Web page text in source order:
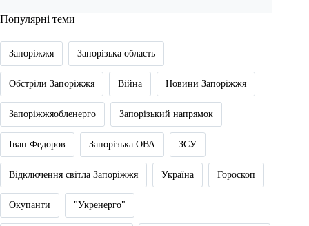
Популярні теми
Запоріжжя Запорізька область
Обстріли Запоріжжя Війна Новини Запоріжжя
Запоріжжяобленерго Запорізький напрямок
Іван Федоров Запорізька ОВА ЗСУ
Відключення світла Запоріжжя Україна Гороскоп
Окупанти "Укренерго"